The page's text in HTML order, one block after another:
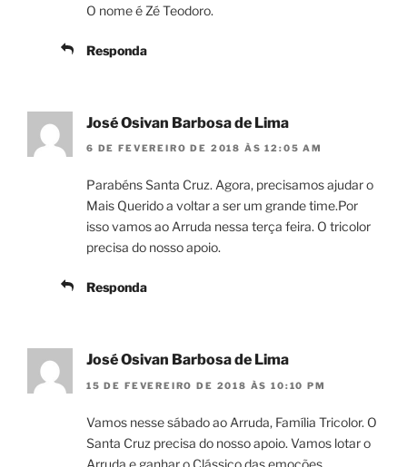
O nome é Zé Teodoro.
Responda
José Osivan Barbosa de Lima
6 DE FEVEREIRO DE 2018 ÀS 12:05 AM
Parabéns Santa Cruz. Agora, precisamos ajudar o
Mais Querido a voltar a ser um grande time.Por
isso vamos ao Arruda nessa terça feira. O tricolor
precisa do nosso apoio.
Responda
José Osivan Barbosa de Lima
15 DE FEVEREIRO DE 2018 ÀS 10:10 PM
Vamos nesse sábado ao Arruda, Família Tricolor. O
Santa Cruz precisa do nosso apoio. Vamos lotar o
Arruda e ganhar o Clássico das emoções.